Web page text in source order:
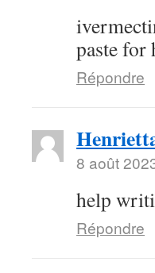
paste for
Répondre
8 août
help
Répondre